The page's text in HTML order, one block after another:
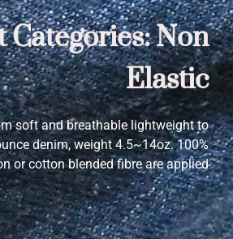
Non
Elastic
soft and breathable lightweight to
denim, weight 4.5~14oz. 100%
or cotton blended fibre are applied.